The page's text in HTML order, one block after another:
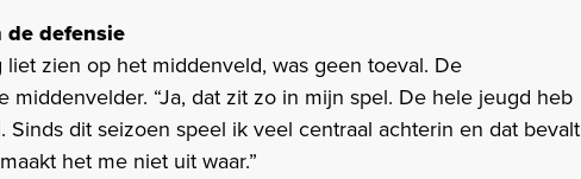
defensie
zien op het middenveld, was geen toeval. De
middenvelder. “Ja, dat zit zo in mijn spel. De hele jeugd heb
dit seizoen speel ik veel centraal achterin en dat bevalt
het me niet uit waar.”